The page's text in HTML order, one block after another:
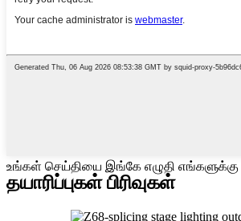
உங்கள் செய்தியை இங்கே எழுதி எங்களுக்கு
தயாரிப்புகள் பிரிவுகள்